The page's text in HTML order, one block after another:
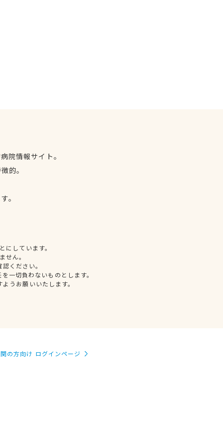
院情報サイト。
的。
。
しています。
せん。
ください。
一切負わないものとします。
うお願いいたします。
の方向け ログインページ